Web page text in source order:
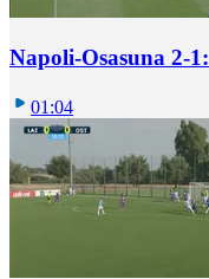
Napoli-Osasuna 2-
01:04